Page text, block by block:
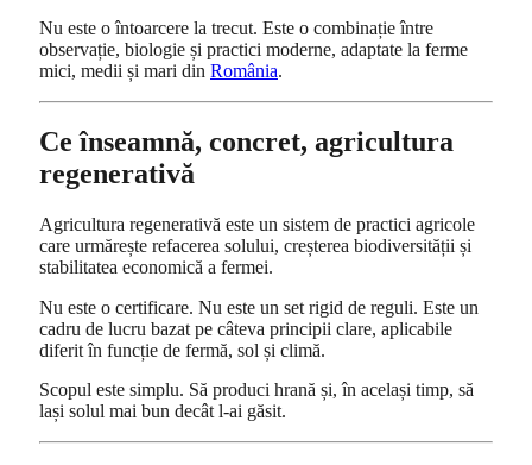
Nu este o întoarcere la trecut. Este o combinație între
observație, biologie și practici moderne, adaptate la ferme
mici, medii și mari din România.
Ce înseamnă, concret, agricultura
regenerativă
Agricultura regenerativă este un sistem de practici agricole
care urmărește refacerea solului, creșterea biodiversității și
stabilitatea economică a fermei.
Nu este o certificare. Nu este un set rigid de reguli. Este un
cadru de lucru bazat pe câteva principii clare, aplicabile
diferit în funcție de fermă, sol și climă.
Scopul este simplu. Să produci hrană și, în același timp, să
lași solul mai bun decât l-ai găsit.